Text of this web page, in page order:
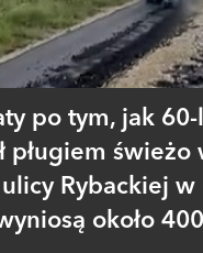
po tym, jak
pługiem świeżo
Rybackiej w
około